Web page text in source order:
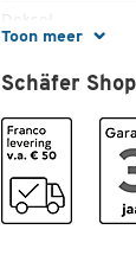
Toon meer
Deksel
Draagvermogen
Draagvermogen
Draagvermogen in
Schäfer